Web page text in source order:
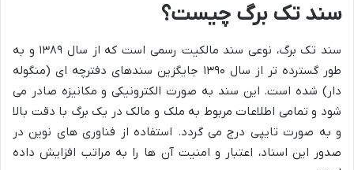
سند تک برگ چیست؟
سند تک برگ، نوعی سند مالکیت رسمی است که از سال ۱۳۸۹ و به
طور گسترده تر از سال ۱۳۹۰ جایگزین سندهای دفترچه ای (منگوله
دار) شده است. این سند به صورت الکترونیکی و مکانیزه صادر می
شود و تمامی اطلاعات مربوط به ملک و مالک در یک برگ با دقت بالا
و به صورت تایپی درج می گردد. استفاده از فناوری های نوین در
صدور این اسناد، اعتبار و امنیت آن ها را به مراتب افزایش داده